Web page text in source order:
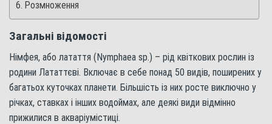
Розмноження
Загальні відомості
Німфея, або латаття (Nymphaea sp.) – рід квіткових рослин із
родини Лататтєві. Включає в себе понад 50 видів, поширених у
багатьох куточках планети. Більшість із них росте виключно у
річках, ставках і інших водоймах, але деякі види відмінно
прижилися в акваріумістиці.